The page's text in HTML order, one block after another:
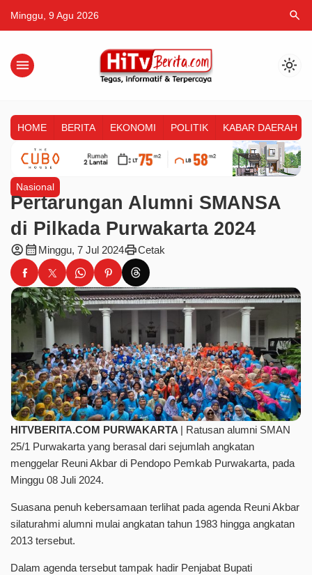
Minggu, 9 Agu 2026 search
menu light_mode
HOME BERITA EKONOMI POLITIK KABAR DAERAH
Nasional
Pertarungan Alumni SMANSA
di Pilkada Purwakarta 2024
account_circlecalendar_month Minggu, 7 Jul 2024printCetak
HITVBERITA.COM PURWAKARTA
| Ratusan alumni SMAN
25/1 Purwakarta yang berasal dari sejumlah angkatan
menggelar Reuni Akbar di Pendopo Pemkab Purwakarta, pada
Minggu 08 Juli 2024.
Suasana penuh kebersamaan terlihat pada agenda Reuni Akbar
silaturahmi alumni mulai angkatan tahun 1983 hingga angkatan
2013 tersebut.
Dalam agenda tersebut tampak hadir Penjabat Bupati